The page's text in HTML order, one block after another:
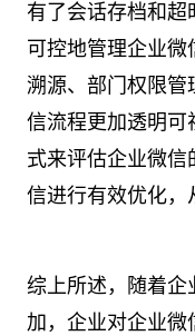
有了会话存档和
可控地管理企业
溯源、部门权限管
信流程更加透明可
式来评估企业微
信进行有效优化，
综上所述，随着企
加，企业对企业微